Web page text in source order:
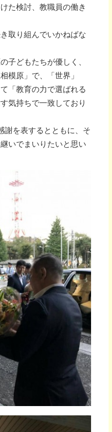
た検討、教職員の働き
取り組んでいかねばな
子どもたちが優しく、
模原」で、「世界」
「教育の力で選ばれる
気持ちで一致しており
謝を表するとともに、そ
いでまいりたいと思い